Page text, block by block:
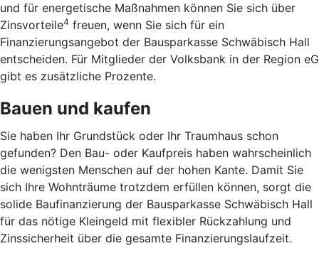
und für energetische Maßnahmen können Sie sich über
Zinsvorteile4 freuen, wenn Sie sich für ein
Finanzierungsangebot der Bausparkasse Schwäbisch Hall
entscheiden. Für Mitglieder der Volksbank in der Region eG
gibt es zusätzliche Prozente.
Bauen und kaufen
Sie haben Ihr Grundstück oder Ihr Traumhaus schon
gefunden? Den Bau- oder Kaufpreis haben wahrscheinlich
die wenigsten Menschen auf der hohen Kante. Damit Sie
sich Ihre Wohnträume trotzdem erfüllen können, sorgt die
solide Baufinanzierung der Bausparkasse Schwäbisch Hall
für das nötige Kleingeld mit flexibler Rückzahlung und
Zinssicherheit über die gesamte Finanzierungslaufzeit.